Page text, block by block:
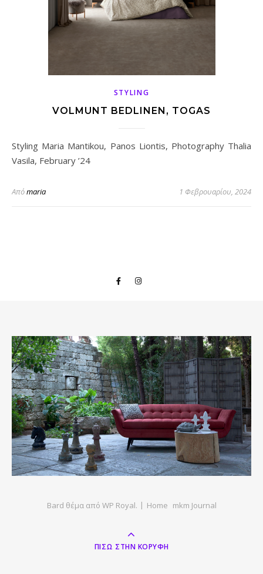
STYLING
VOLMUNT BEDLINEN, TOGAS
Styling Maria Mantikou, Panos Liontis, Photography Thalia
Vasila, February ’24
Απόmaria 1 Φεβρουαρίου, 2024
Bard θέμα από WP Royal. Home mkm Journal
ΠΊΣΩ ΣΤΗΝ ΚΟΡΥΦΉ